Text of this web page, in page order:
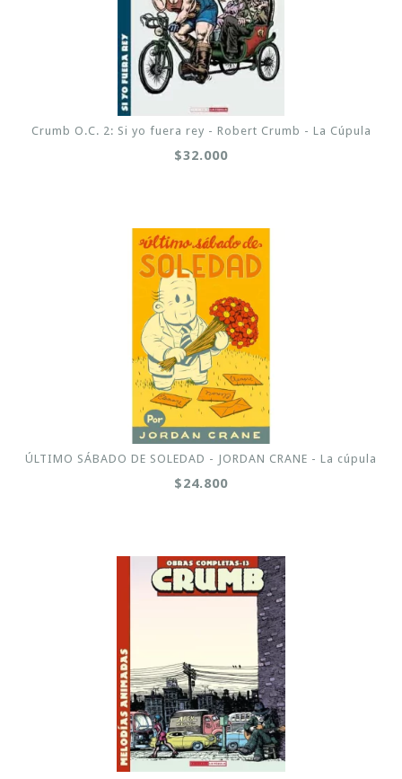
Crumb O.C. 2: Si yo fuera rey - Robert Crumb - La Cúpula
$32.000
ÚLTIMO SÁBADO DE SOLEDAD - JORDAN CRANE - La cúpula
$24.800